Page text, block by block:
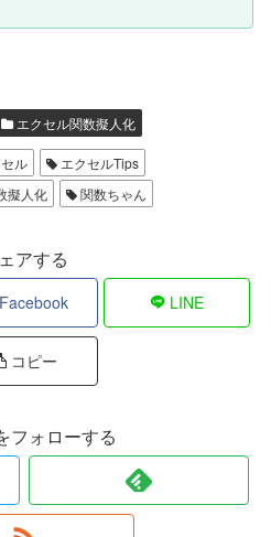
エクセル関数擬人化
ル
エクセルTips
擬人化 関数ちゃん
アする
Facebook LINE
コピー
フォローする